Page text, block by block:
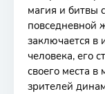
магия и битвы
повседневной
заключается в
человека, его
своего места
зрителей